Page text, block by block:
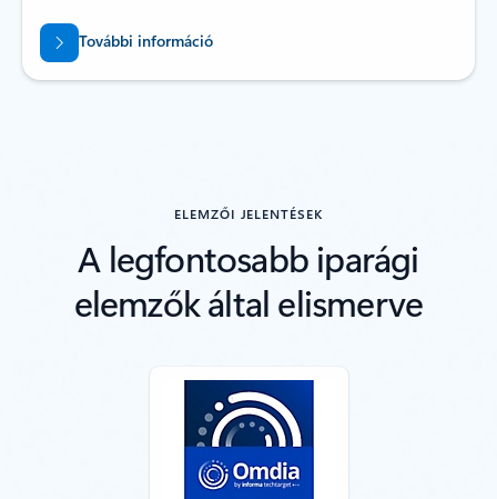
További információ
ELEMZŐI JELENTÉSEK
A legfontosabb iparági
elemzők által elismerve